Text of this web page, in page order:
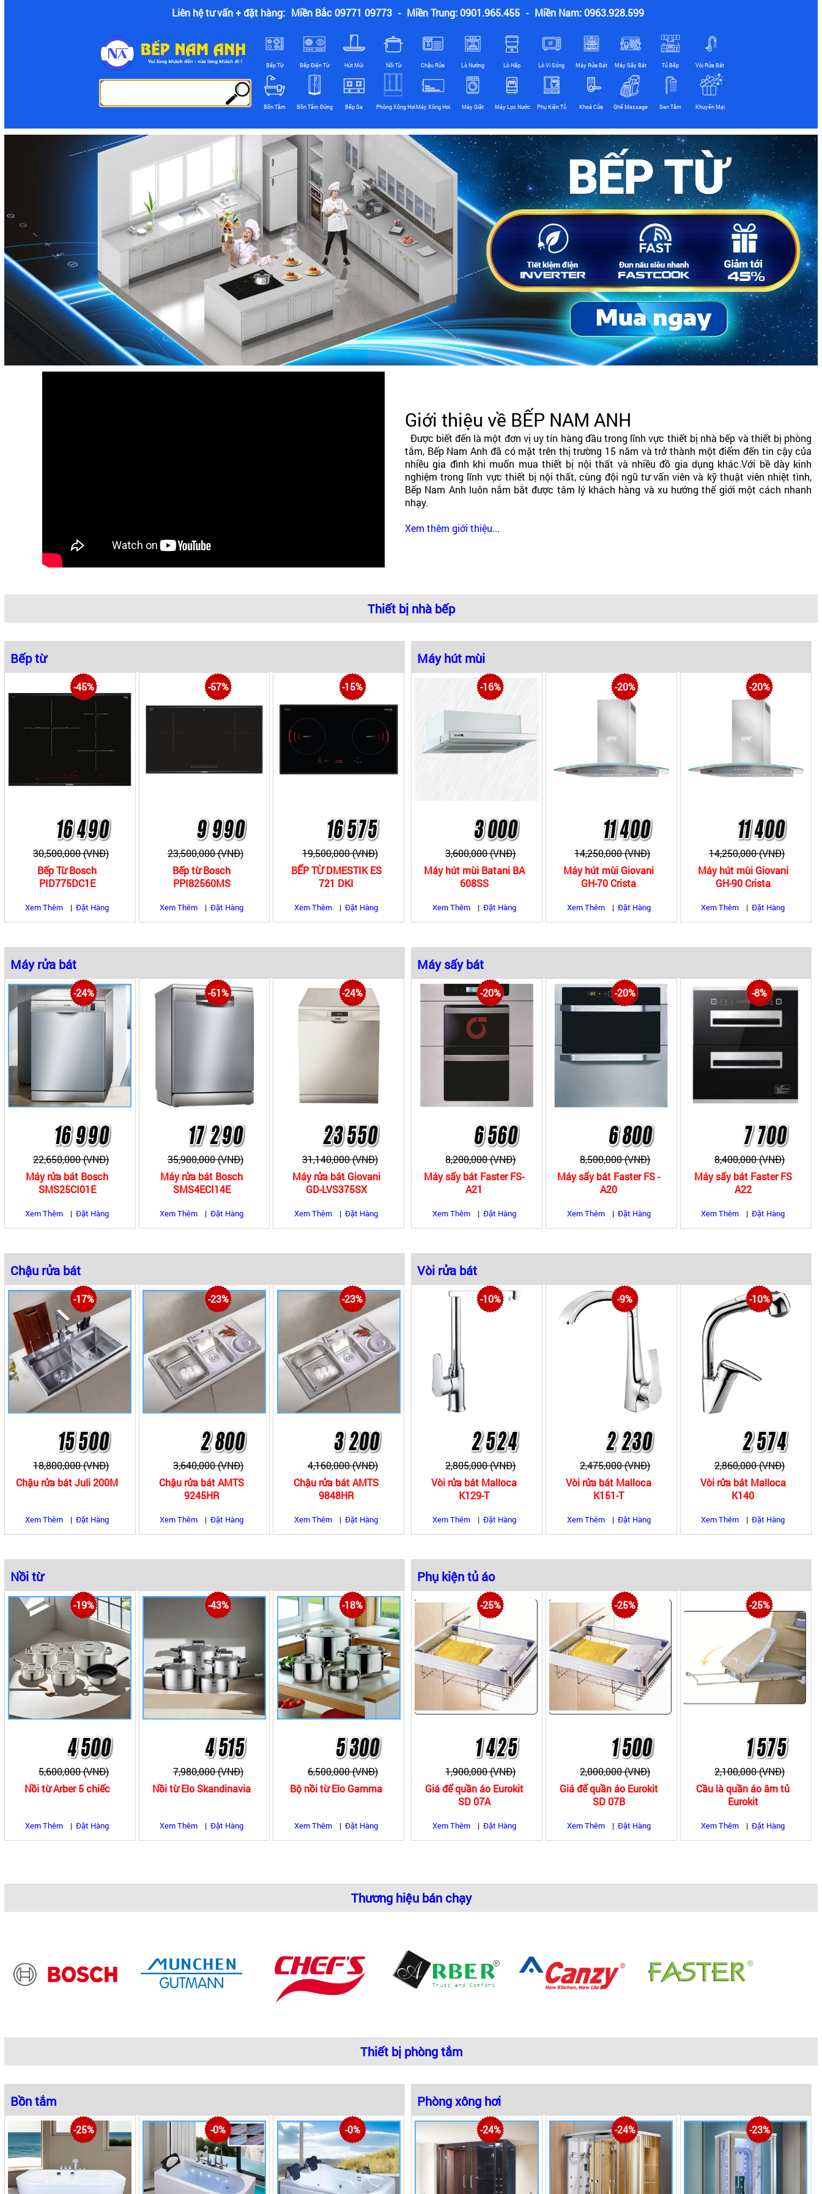
Liên hệ tư vấn + đặt hàng: Miền Bắc 09771 09773 - Miền Trung: 0901.965.455 - Miền Nam: 0963.928.599
Bếp Từ Bếp Điện Từ Hút Mùi Nồi Từ Chậu Rửa Lò Nướng Lò Hấp Lò Vi Sóng Máy Rửa Bát Máy Sấy Bát Tủ Bếp Vòi Rửa Bát
Bồn Tắm Bồn Tắm Đứng Bếp Ga Phòng Xông HơiMáy Xông Hơi Máy Giặt Máy Lọc Nước Phụ Kiện Tủ Khoá Cửa Ghế Massage Sen Tắm Khuyến Mại
Giới thiệu về BẾP NAM ANH
Được biết đến là một đơn vị uy tín hàng đầu trong lĩnh vực thiết bị nhà bếp và thiết bị phòng
tắm, Bếp Nam Anh đã có mặt trên thị trường 15 năm và trở thành một điểm đến tin cậy của
nhiều gia đình khi muốn mua thiết bị nội thất và nhiều đồ gia dụng khác.Với bề dày kinh
nghiệm trong lĩnh vực thiết bị nội thất, cùng đội ngũ tư vấn viên và kỹ thuật viên nhiệt tình,
Bếp Nam Anh luôn nắm bắt được tâm lý khách hàng và xu hướng thế giới một cách nhanh
nhạy.
Xem thêm giới thiệu...
Thiết bị nhà bếp
Bếp từ
-45%
30,500,000 (VNĐ)
Bếp Từ Bosch
PID775DC1E
Xem Thêm |Đặt Hàng
-57%
23,500,000 (VNĐ)
Bếp từ Bosch
PPI82560MS
Xem Thêm |Đặt Hàng
-15%
19,500,000 (VNĐ)
BẾP TỪ DMESTIK ES
721 DKI
Xem Thêm |Đặt Hàng
Máy hút mùi
-16%
3,600,000 (VNĐ)
Máy hút mùi Batani BA
608SS
Xem Thêm | Đặt Hàng
-20%
14,250,000 (VNĐ)
Máy hút mùi Giovani
GH-70 Crista
Xem Thêm | Đặt Hàng
-20%
14,250,000 (VNĐ)
Máy hút mùi Giovani
GH-90 Crista
Xem Thêm |Đặt Hàng
Máy rửa bát
-24%
22,650,000 (VNĐ)
Máy rửa bát Bosch
SMS25CI01E
Xem Thêm |Đặt Hàng
-51%
35,900,000 (VNĐ)
Máy rửa bát Bosch
SMS4ECI14E
Xem Thêm |Đặt Hàng
-24%
31,140,000 (VNĐ)
Máy rửa bát Giovani
GD-LVS375SX
Xem Thêm |Đặt Hàng
Máy sấy bát
-20%
8,200,000 (VNĐ)
Máy sấy bát Faster FS-
A21
Xem Thêm | Đặt Hàng
-20%
8,500,000 (VNĐ)
Máy sấy bát Faster FS -
A20
Xem Thêm | Đặt Hàng
-8%
8,400,000 (VNĐ)
Máy sấy bát Faster FS
A22
Xem Thêm |Đặt Hàng
Chậu rửa bát
-17%
18,800,000 (VNĐ)
Chậu rửa bát Juli 200M
Xem Thêm |Đặt Hàng
-23%
3,640,000 (VNĐ)
Chậu rửa bát AMTS
9245HR
Xem Thêm |Đặt Hàng
-23%
4,160,000 (VNĐ)
Chậu rửa bát AMTS
9848HR
Xem Thêm |Đặt Hàng
Vòi rửa bát
-10%
2,805,000 (VNĐ)
Vòi rửa bát Malloca
K129-T
Xem Thêm | Đặt Hàng
-9%
2,475,000 (VNĐ)
Vòi rửa bát Malloca
K151-T
Xem Thêm | Đặt Hàng
-10%
2,860,000 (VNĐ)
Vòi rửa bát Malloca
K140
Xem Thêm |Đặt Hàng
Nồi từ
-19%
5,600,000 (VNĐ)
Nồi từ Arber 5 chiếc
Xem Thêm |Đặt Hàng
-43%
7,980,000 (VNĐ)
Nồi từ Elo Skandinavia
Xem Thêm |Đặt Hàng
-18%
6,500,000 (VNĐ)
Bộ nồi từ Elo Gamma
Xem Thêm |Đặt Hàng
Phụ kiện tủ áo
-25%
1,900,000 (VNĐ)
Giá để quần áo Eurokit
SD 07A
Xem Thêm | Đặt Hàng
-25%
2,000,000 (VNĐ)
Giá để quần áo Eurokit
SD 07B
Xem Thêm | Đặt Hàng
-25%
2,100,000 (VNĐ)
Cầu là quần áo âm tủ
Eurokit
Xem Thêm |Đặt Hàng
Thương hiệu bán chạy
Thiết bị phòng tắm
Bồn tắm
-25% -0% -0%
Phòng xông hơi
-24% -24% -23%